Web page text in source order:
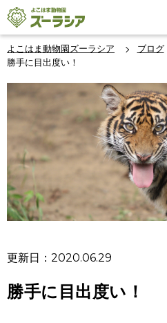
よこはま動物園ズーラシア ブログ
勝手に目出度い！
更新日：2020.06.29
勝手に目出度い！